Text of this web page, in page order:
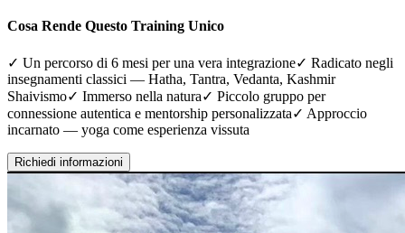
Cosa Rende Questo Training Unico
✓ Un percorso di 6 mesi per una vera integrazione✓ Radicato negli
insegnamenti classici — Hatha, Tantra, Vedanta, Kashmir
Shaivismo✓ Immerso nella natura✓ Piccolo gruppo per
connessione autentica e mentorship personalizzata✓ Approccio
incarnato — yoga come esperienza vissuta
Richiedi informazioni